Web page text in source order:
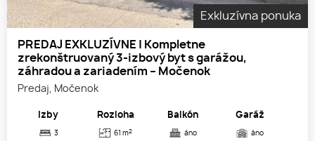
Exkluzívna ponuka
PREDAJ EXKLUZÍVNE | Kompletne
zrekonštruovaný 3-izbový byt s garážou,
záhradou a zariadením – Močenok
Predaj, Močenok
Izby
3
Rozloha
61 m2
Balkón
áno
Garáž
áno